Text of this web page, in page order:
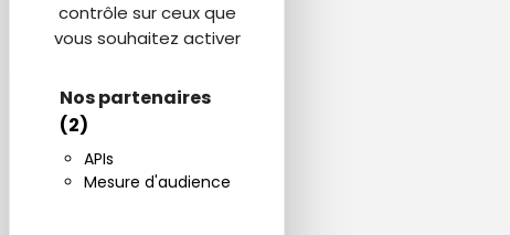
contrôle sur ceux que
vous souhaitez activer
Nos partenaires
(2)
APIs
Mesure d'audience